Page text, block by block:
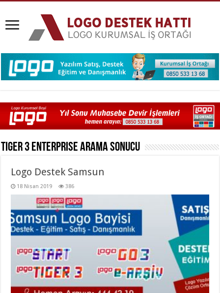
Tiger 3 EnterpriseArama Sonucu
Logo Destek Samsun
18 Nisan 2019 386